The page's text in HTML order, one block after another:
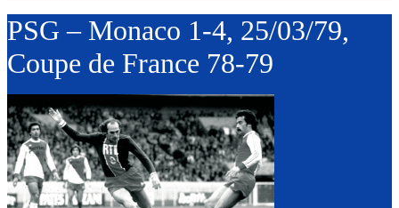
PSG – Monaco 1-4, 25/03/79,
Coupe de France 78-79